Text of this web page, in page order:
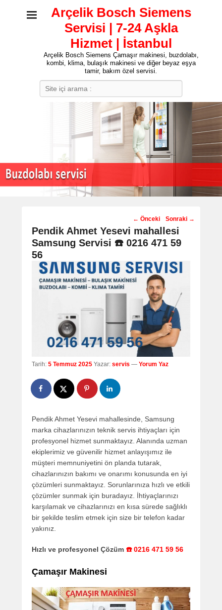
Arçelik Bosch Siemens
Servisi | 7-24 Aşkla
Hizmet | İstanbul
Arçelik Bosch Siemens Çamaşır makinesi, buzdolabı,
kombi, klima, bulaşık makinesi ve diğer beyaz eşya
tamir, bakım özel servisi.
Post
navigation
← Önceki Sonraki →
Pendik Ahmet Yesevi mahallesi
Samsung Servisi ☎️ 0216 471 59
56
Tarih: 5 Temmuz 2025 Yazar: servis — Yorum Yaz
Pendik Ahmet Yesevi mahallesinde, Samsung
marka cihazlarınızın teknik servis ihtiyaçları için
profesyonel hizmet sunmaktayız. Alanında uzman
ekiplerimiz ve güvenilir hizmet anlayışımız ile
müşteri memnuniyetini ön planda tutarak,
cihazlarınızın bakımı ve onarımı konusunda en iyi
çözümleri sunmaktayız. Sorunlarınıza hızlı ve etkili
çözümler sunmak için buradayız. İhtiyaçlarınızı
karşılamak ve cihazlarınızı en kısa sürede sağlıklı
bir şekilde teslim etmek için size bir telefon kadar
yakınız.
Hızlı ve profesyonel Çözüm ☎️ 0216 471 59 56
Çamaşır Makinesi